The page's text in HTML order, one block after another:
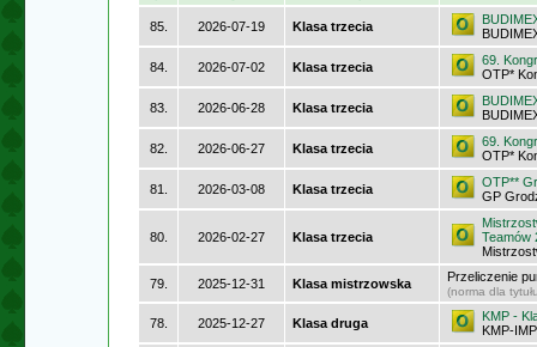
85. 2026-07-19 Klasa trzecia
84. 2026-07-02 Klasa trzecia
69.
OTP*
83. 2026-06-28 Klasa trzecia
82. 2026-06-27 Klasa trzecia
69.
OTP*
81. 2026-03-08 Klasa trzecia
OTP**
GP
80. 2026-02-27 Klasa trzecia
Teamów
79. 2025-12-31 Klasa mistrzowska Przeliczenie
(norma dla
78. 2025-12-27 Klasa druga
KMP -
KMP-